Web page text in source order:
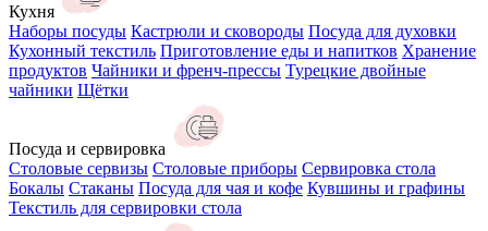
Кухня
Наборы посуды Кастрюли и сковороды Посуда для духовки
Кухонный текстиль Приготовление еды и напитков Хранение
продуктов Чайники и френч-прессы Турецкие двойные
чайники Щётки
Посуда и сервировка
Столовые сервизы Столовые приборы Сервировка стола
Бокалы Стаканы Посуда для чая и кофе Кувшины и графины
Текстиль для сервировки стола